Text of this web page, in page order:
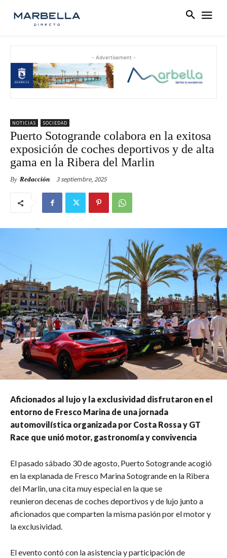
- Advertisement -
NOTICIAS SOCIEDAD
Puerto Sotogrande colabora en la exitosa
exposición de coches deportivos y de alta
gama en la Ribera del Marlin
By Redacción 3 septiembre, 2025
​Aficionados al lujo y la exclusividad disfrutaron en el
entorno de Fresco Marina de una jornada
automovilística organizada por Costa Rossa y GT
Race que unió motor, gastronomía y convivencia
El pasado sábado 30 de agosto, Puerto Sotogrande acogió
en la explanada de Fresco Marina Sotogrande en la Ribera
del Marlin, una cita muy especial en la que se
reunieron decenas de coches deportivos y de lujo junto a
aficionados que comparten la misma pasión por el motor y
la exclusividad.
El evento contó con la asistencia y participación de